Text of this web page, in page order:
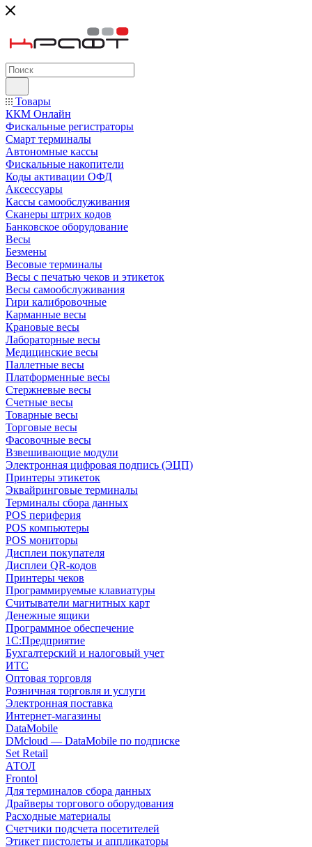
Товары
ККМ Онлайн
Фискальные регистраторы
Смарт терминалы
Автономные кассы
Фискальные накопители
Коды активации ОФД
Аксессуары
Кассы самообслуживания
Сканеры штрих кодов
Банковское оборудование
Весы
Безмены
Весовые терминалы
Весы с печатью чеков и этикеток
Весы самообслуживания
Гири калибровочные
Карманные весы
Крановые весы
Лабораторные весы
Медицинские весы
Паллетные весы
Платформенные весы
Стержневые весы
Счетные весы
Товарные весы
Торговые весы
Фасовочные весы
Взвешивающие модули
Электронная цифровая подпись (ЭЦП)
Принтеры этикеток
Эквайринговые терминалы
Терминалы сбора данных
POS периферия
POS компьютеры
POS мониторы
Дисплеи покупателя
Дисплеи QR-кодов
Принтеры чеков
Программируемые клавиатуры
Считыватели магнитных карт
Денежные ящики
Программное обеспечение
1С:Предприятие
Бухгалтерский и налоговый учет
ИТС
Оптовая торговля
Розничная торговля и услуги
Электронная поставка
Интернет-магазины
DataMobile
DMcloud — DataMobile по подписке
Set Retail
АТОЛ
Frontol
Для терминалов сбора данных
Драйверы торгового оборудования
Расходные материалы
Счетчики подсчета посетителей
Этикет пистолеты и аппликаторы